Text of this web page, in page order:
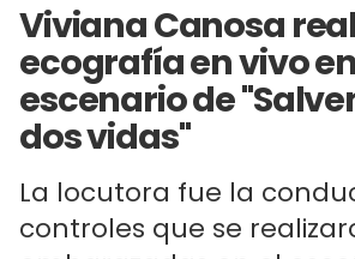
Viviana Canosa
ecografía en vivo
escenario de
dos vidas"
La locutora fue la
controles que se